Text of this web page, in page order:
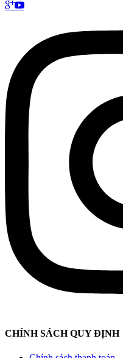
CHÍNH SÁCH QUY ĐỊNH